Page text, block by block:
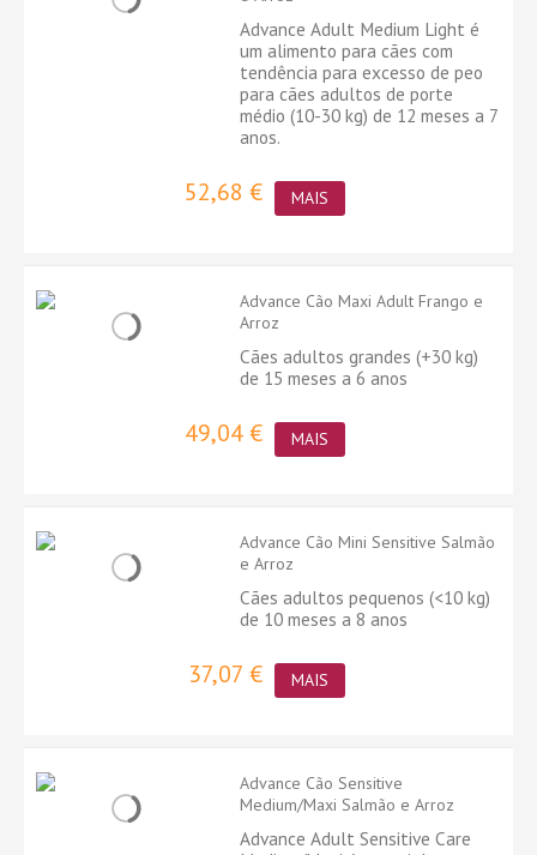
Advance Adult Medium Light é
um alimento para cães com
tendência para excesso de peo
para cães adultos de porte
médio (10-30 kg) de 12 meses a 7
anos.
52,68 € MAIS
Advance Cão Maxi Adult Frango e
Arroz
Cães adultos grandes (+30 kg)
de 15 meses a 6 anos
49,04 € MAIS
Advance Cão Mini Sensitive Salmão
e Arroz
Cães adultos pequenos (<10 kg)
de 10 meses a 8 anos
37,07 € MAIS
Advance Cão Sensitive
Medium/Maxi Salmão e Arroz
Advance Adult Sensitive Care